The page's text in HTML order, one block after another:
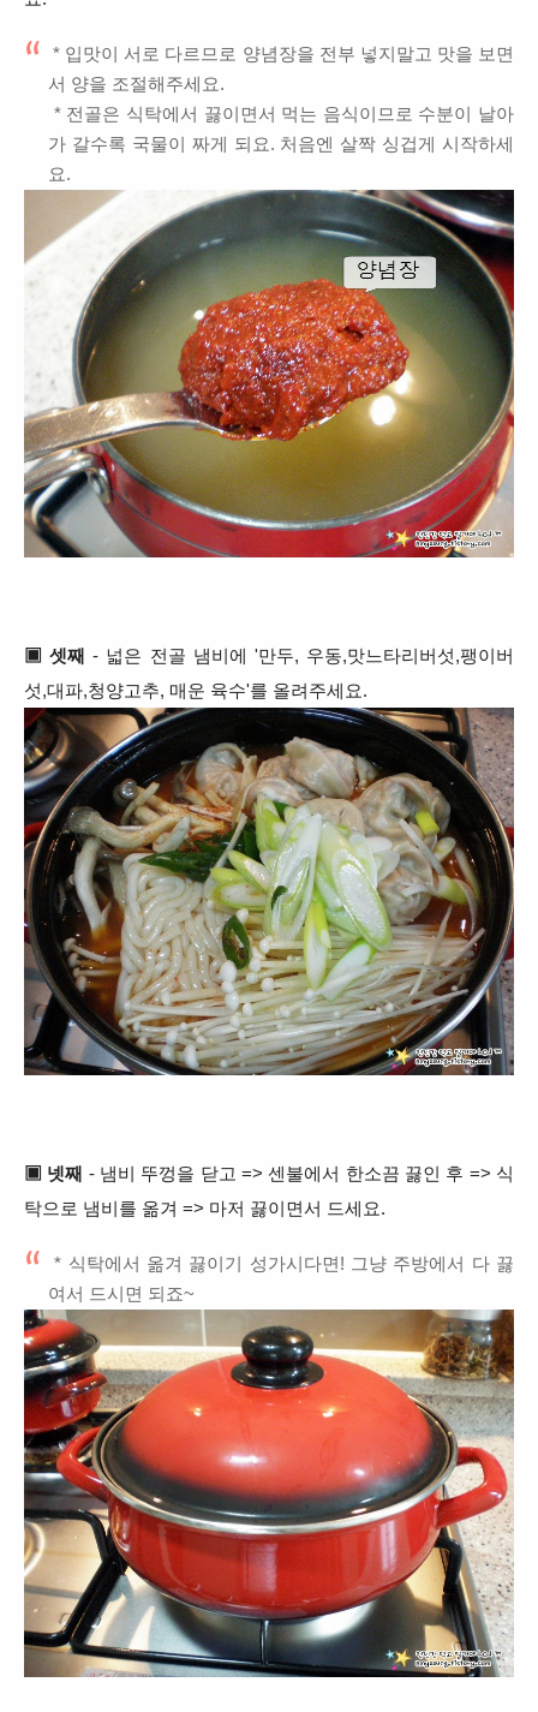
* 입맛이 서로 다르므로 양념장을 전부 넣지말고 맛을 보면
서 양을 조절해주세요.
* 전골은 식탁에서 끓이면서 먹는 음식이므로 수분이 날아
가 갈수록 국물이 짜게 되요. 처음엔 살짝 싱겁게 시작하세
요.
▣ 셋째 - 넓은 전골 냄비에 '만두, 우동,맛느타리버섯,팽이버
섯,대파,청양고추, 매운 육수'를 올려주세요.
▣ 넷째 - 냄비 뚜껑을 닫고 => 센불에서 한소끔 끓인 후 => 식
탁으로 냄비를 옮겨 => 마저 끓이면서 드세요.
* 식탁에서 옮겨 끓이기 성가시다면! 그냥 주방에서 다 끓
여서 드시면 되죠~